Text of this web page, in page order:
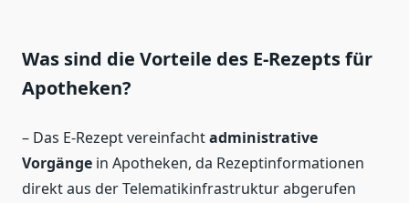
Was sind die Vorteile des E-Rezepts für
Apotheken?
– Das E-Rezept vereinfachtadministrative
Vorgänge in Apotheken, da Rezeptinformationen
direkt aus der Telematikinfrastruktur abgerufen